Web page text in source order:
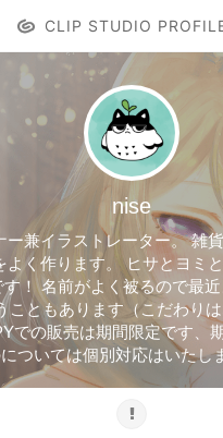
CLIP STUDIO
nise
ー兼イラストレーター。 雑
よく作ります。 ヒサとヨミ
！ 名前がよく被るので最
こともあります（こだわりは
での販売は期間限定です、
ついては個別対応はいたし